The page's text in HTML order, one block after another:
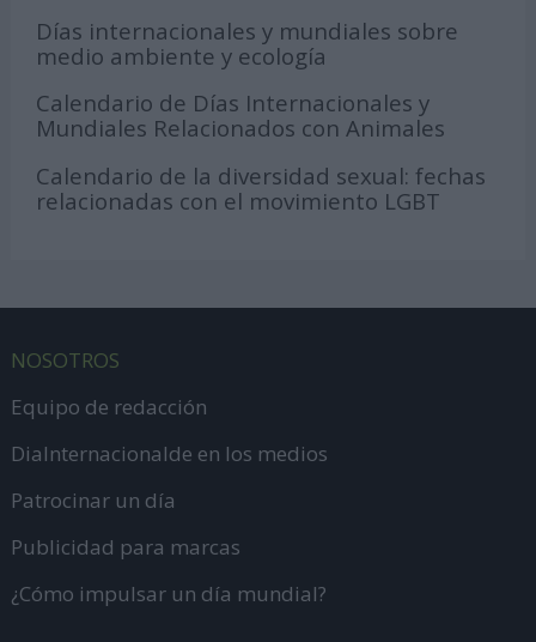
Días internacionales y mundiales sobre
medio ambiente y ecología
Calendario de Días Internacionales y
Mundiales Relacionados con Animales
Calendario de la diversidad sexual: fechas
relacionadas con el movimiento LGBT
NOSOTROS
Equipo de redacción
DiaInternacionalde en los medios
Patrocinar un día
Publicidad para marcas
¿Cómo impulsar un día mundial?